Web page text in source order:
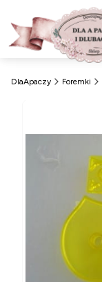
DlaApaczy Foremki